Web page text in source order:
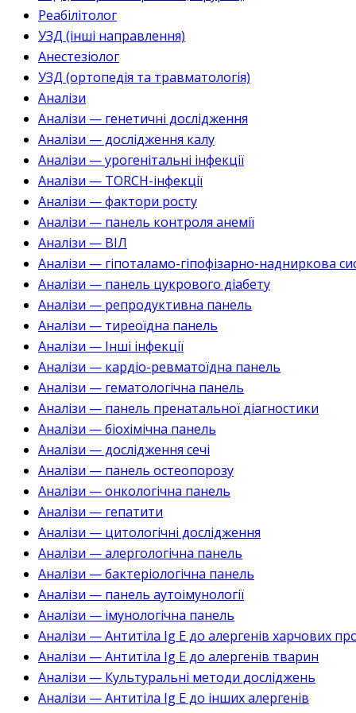
Реабілітолог
УЗД (інші направлення)
Анестезіолог
УЗД (ортопедія та травматологія)
Аналізи
Аналізи — генетичні дослідження
Аналізи — дослідження калу
Аналізи — урогенітальні інфекції
Аналізи — TORCH-інфекції
Аналізи — фактори росту
Аналізи — панель контроля анемії
Аналізи — ВІЛ
Аналізи — гіпоталамо-гіпофізарно-надниркова
Аналізи — панель цукрового діабету
Аналізи — репродуктивна панель
Аналізи — тиреоїдна панель
Аналізи — Інші інфекції
Аналізи — кардіо-ревматоїдна панель
Аналізи — гематологічна панель
Аналізи — панель пренатальної діагностики
Аналізи — біохімічна панель
Аналізи — дослідження сечі
Аналізи — панель остеопорозу
Аналізи — онкологічна панель
Аналізи — гепатити
Аналізи — цитологічні дослідження
Аналізи — алергологічна панель
Аналізи — бактеріологічна панель
Аналізи — панель аутоімунології
Аналізи — імунологічна панель
Аналізи — Антитіла Ig E до алергенів харчових
Аналізи — Антитіла Ig E до алергенів тварин
Аналізи — Культуральні методи досліджень
Аналізи — Антитіла Ig E до інших алергенів